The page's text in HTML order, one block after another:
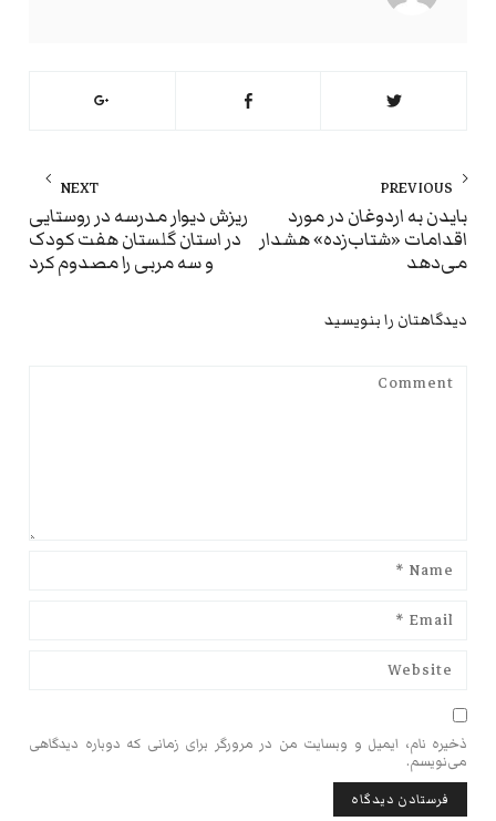
راهبری
نوشته
PREVIOUS
Previous
post:
بایدن به اردوغان در مورد
اقدامات «شتاب‌زده» هشدار
می‌دهد
NEXT
ریزش دیوار مدرسه در روستایی
در استان گلستان هفت کودک
و سه مربی را مصدوم کرد
دیدگاهتان را بنویسید
ذخیره نام، ایمیل و وبسایت من در مرورگر برای زمانی که دوباره دیدگاهی
می‌نویسم.